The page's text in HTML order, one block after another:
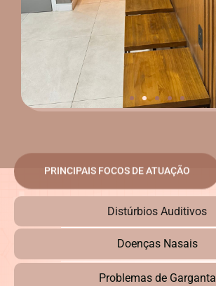
PRINCIPAIS FOCOS DE ATUAÇÃO
Distúrbios Auditivos
Doenças Nasais
Problemas de Garganta